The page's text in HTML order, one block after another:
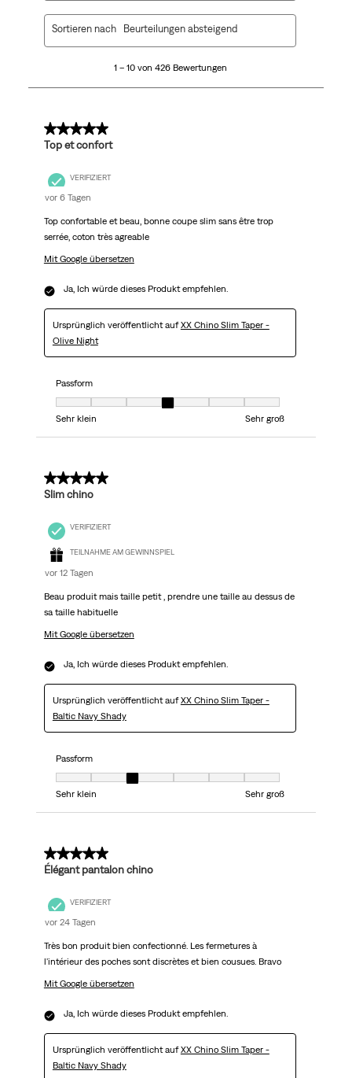
426
1 – 10 von 426 Bewertungen
Sortieren nach Beurteilungen absteigend
5 von 5 Sternen.
Top et confort
VERIFIZIERT
vor 6 Tagen
Top confortable et beau, bonne coupe slim sans être trop
serrée, coton très agreable
Mit Google übersetzen
Ja, Ich würde dieses Produkt empfehlen.
Ursprünglich veröffentlicht aufXX Chino Slim Taper -
Olive Night
Passform
Passform, 4 von 7, wobei 1 gleich Sehr klein ist und 7 gleich Sehr groß
Sehr klein
Sehr groß
5 von 5 Sternen.
Slim chino
VERIFIZIERT
TEILNAHME AM GEWINNSPIEL
vor 12 Tagen
Beau produit mais taille petit , prendre une taille au dessus de
sa taille habituelle
Mit Google übersetzen
Ja, Ich würde dieses Produkt empfehlen.
Ursprünglich veröffentlicht aufXX Chino Slim Taper -
Baltic Navy Shady
Passform
Passform, 3 von 7, wobei 1 gleich Sehr klein ist und 7 gleich Sehr groß
Sehr klein
Sehr groß
5 von 5 Sternen.
Élégant pantalon chino
VERIFIZIERT
vor 24 Tagen
Très bon produit bien confectionné. Les fermetures à
l'intérieur des poches sont discrètes et bien cousues. Bravo
Mit Google übersetzen
Ja, Ich würde dieses Produkt empfehlen.
Ursprünglich veröffentlicht aufXX Chino Slim Taper -
Baltic Navy Shady